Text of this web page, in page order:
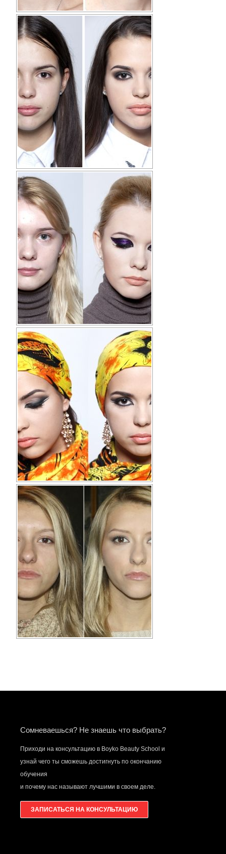
Сомневаешься? Не знаешь что выбрать?
Приходи на консультацию в Boyko Beauty School и
узнай чего ты сможешь достигнуть по окончанию
обучения
и почему нас называют лучшими в своем деле.
ЗАПИСАТЬСЯ НА КОНСУЛЬТАЦИЮ